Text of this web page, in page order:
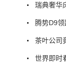
瑞典奢华
腾势D9
茶叶公司
世界即时